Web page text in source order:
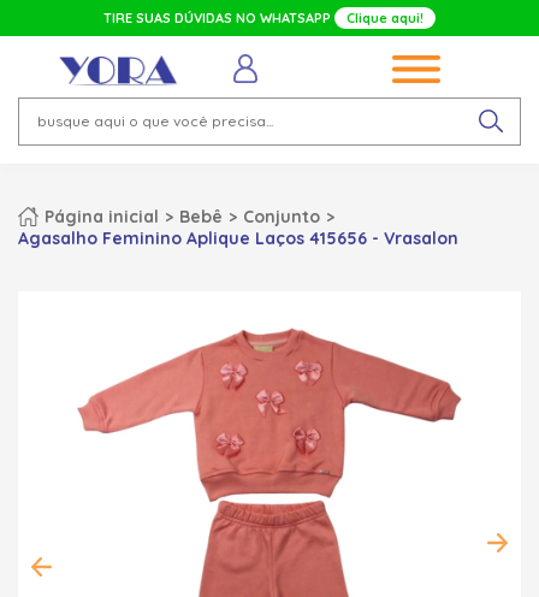
TIRE SUAS DÚVIDAS NO WHATSAPP Clique aqui!
Página inicial Bebê
Conjunto
Agasalho Feminino Aplique Laços 415656 - Vrasalon